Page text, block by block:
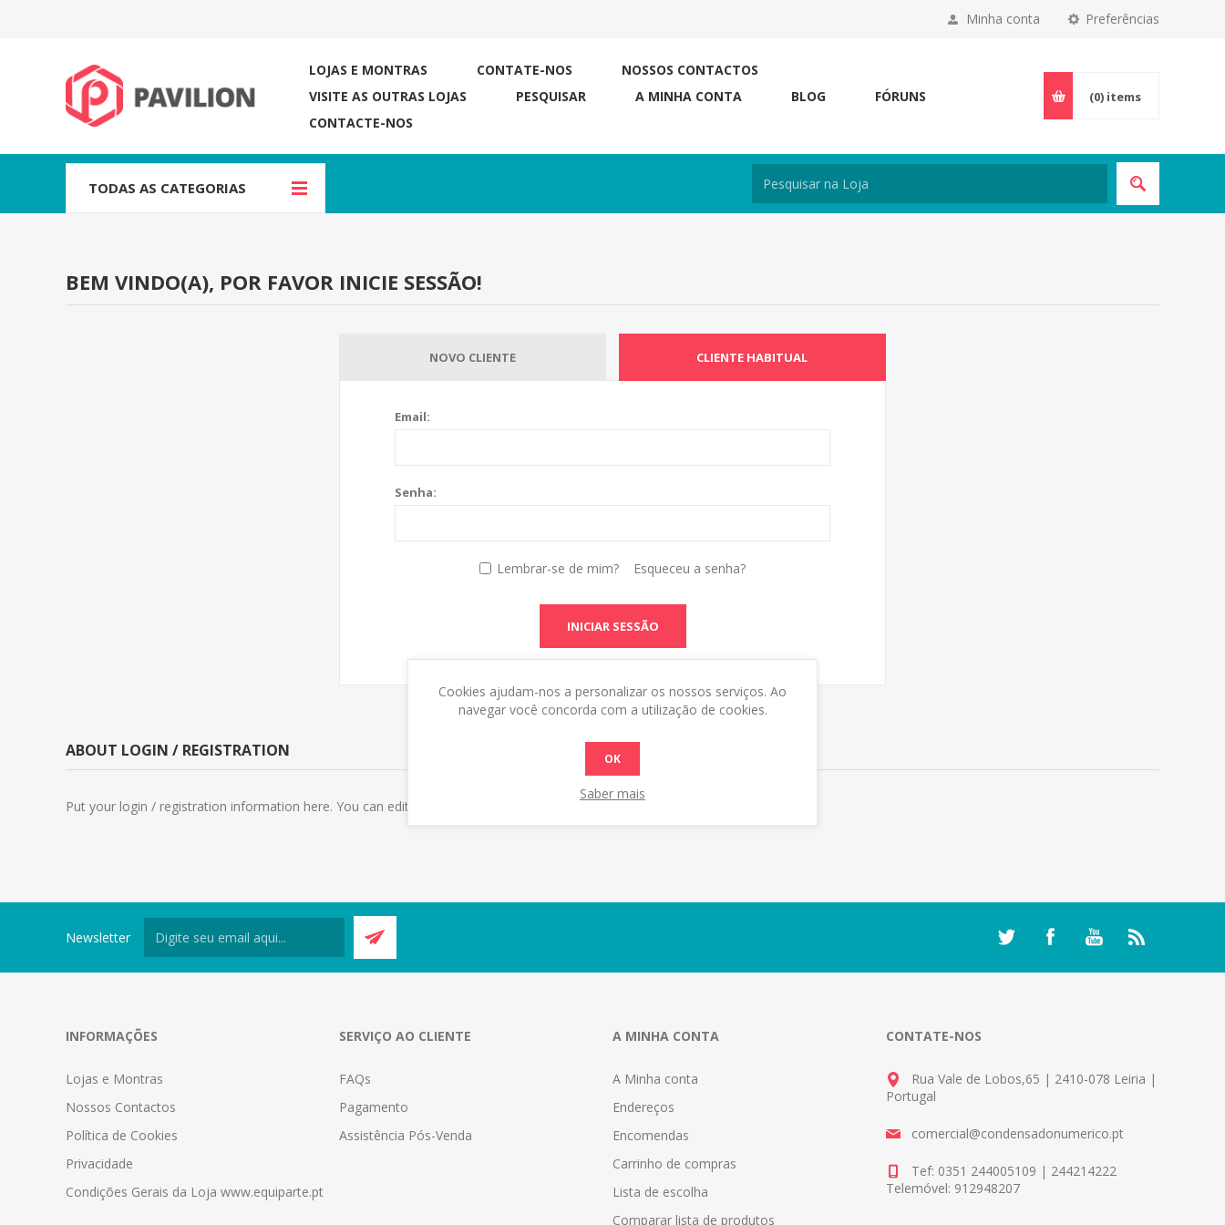
Preferências
Minha conta
LOJAS E MONTRAS CONTATE-NOS
NOSSOS CONTACTOS
VISITE AS OUTRAS LOJAS
PESQUISAR A MINHA CONTA BLOG
FÓRUNS
CONTACTE-NOS
(0) items
TODAS AS CATEGORIAS
BEM VINDO(A), POR FAVOR INICIE SESSÃO!
NOVO CLIENTE CLIENTE HABITUAL
Email:
Senha:
Lembrar-se de mim? Esqueceu a senha?
INICIAR SESSÃO
ABOUT LOGIN / REGISTRATION
Put your login / registration information here. You can edit this in the admin site.
Newsletter
INFORMAÇÕES
Lojas e Montras
Nossos Contactos
Política de Cookies
Privacidade
Condições Gerais da Loja www.equiparte.pt
SERVIÇO AO CLIENTE
FAQs
Pagamento
Assistência Pós-Venda
A MINHA CONTA
A Minha conta
Endereços
Encomendas
Carrinho de compras
Lista de escolha
Comparar lista de produtos
CONTATE-NOS
Rua Vale de Lobos,65 | 2410-078 Leiria |
Portugal
comercial@condensadonumerico.pt
Tef: 0351 244005109 | 244214222
Telemóvel: 912948207
Cookies ajudam-nos a personalizar os nossos serviços. Ao
navegar você concorda com a utilização de cookies.
OK
Saber mais